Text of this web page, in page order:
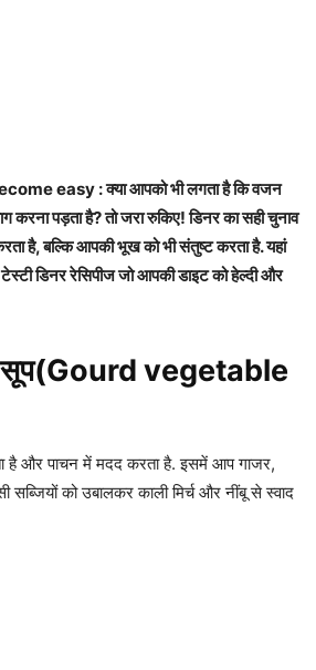
easy : क्या आपको भी लगता है कि वजन
करना पड़ता है? तो जरा रुकिए! डिनर का सही चुनाव
है, बल्कि आपकी भूख को भी संतुष्ट करता है. यहां
डिनर रेसिपीज जो आपकी डाइट को हेल्दी और
सूप(Gourd vegetable
है और पाचन में मदद करता है. इसमें आप गाजर,
सब्जियों को उबालकर काली मिर्च और नींबू से स्वाद